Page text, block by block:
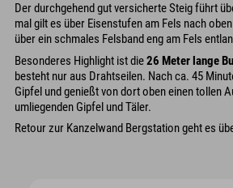
Der durchgehend gut versicherte Steig führt
mal gilt es über Eisenstufen am Fels nach
über ein schmales Felsband eng am Fels
Besonderes Highlight ist die26 Meter lange
besteht nur aus Drahtseilen. Nach ca. 45
Gipfel und genießt von dort oben einen tollen
umliegenden Gipfel und Täler.
Retour zur Kanzelwand Bergstation geht es